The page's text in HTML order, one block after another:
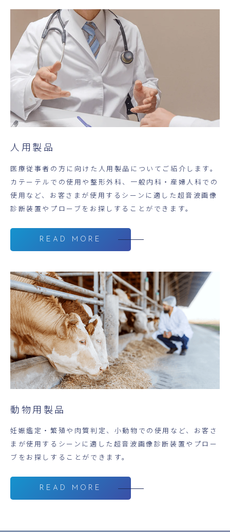
お問い合わせ
人用製品
医療従事者の方に向けた人用製品についてご紹介します。
カテーテルでの使用や整形外科、一般内科・産婦人科での
使用など、お客さまが使用するシーンに適した超音波画像
診断装置やプローブをお探しすることができます。
READ MORE
動物用製品
妊娠鑑定・繁殖や肉質判定、小動物での使用など、お客さ
まが使用するシーンに適した超音波画像診断装置やプロー
ブをお探しすることができます。
READ MORE